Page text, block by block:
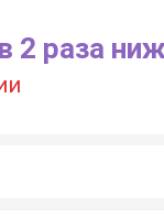
в 2 раза